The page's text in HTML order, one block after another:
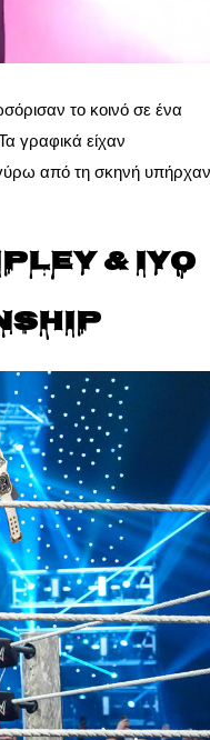
το κοινό σε ένα
γραφικά είχαν
από τη σκηνή υπήρχαν
& IYO